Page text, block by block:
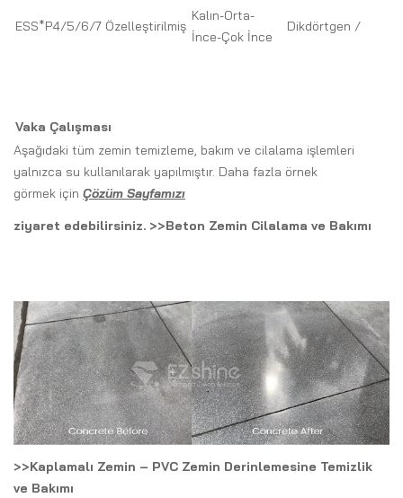
ESS*P4/5/6/7 Özelleştirilmiş
Kalın-Orta-
İnce-Çok İnce
Dikdörtgen /
Vaka Çalışması
Aşağıdaki tüm zemin temizleme, bakım ve cilalama işlemleri
yalnızca su kullanılarak yapılmıştır. Daha fazla örnek
görmek için Çözüm Sayfamızı
ziyaret edebilirsiniz. >>Beton Zemin Cilalama ve Bakımı
>>Kaplamalı Zemin – PVC Zemin Derinlemesine Temizlik
ve Bakımı